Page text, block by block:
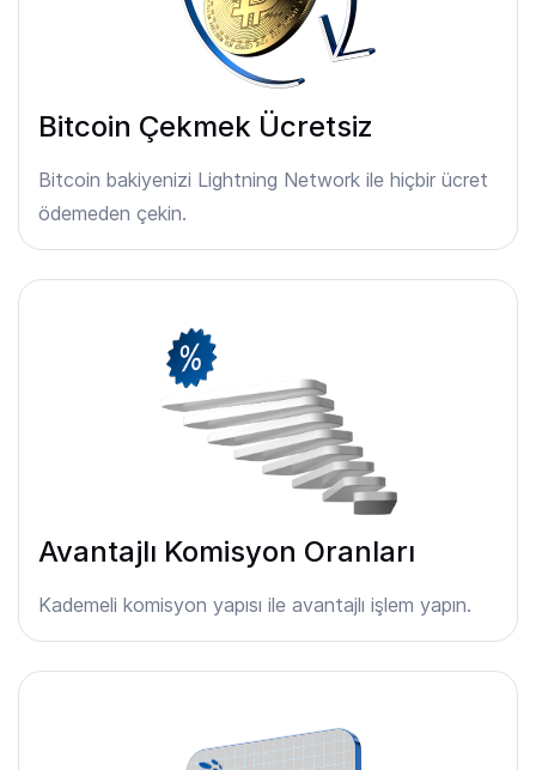
Bitcoin Çekmek Ücretsiz
Bitcoin bakiyenizi Lightning Network ile hiçbir ücret
ödemeden çekin.
Avantajlı Komisyon Oranları
Kademeli komisyon yapısı ile avantajlı işlem yapın.